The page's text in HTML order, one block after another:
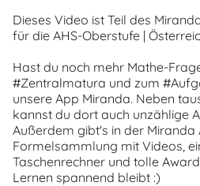
Dieses Video ist Teil des
für die AHS-Oberstufe |
Hast du noch mehr Mathe-
#Zentralmatura und zum
unsere App Miranda. Neben
kannst du dort auch unzählige
Außerdem gibt's in der Miranda
Formelsammlung mit Videos,
Taschenrechner und tolle
Lernen spannend bleibt :)